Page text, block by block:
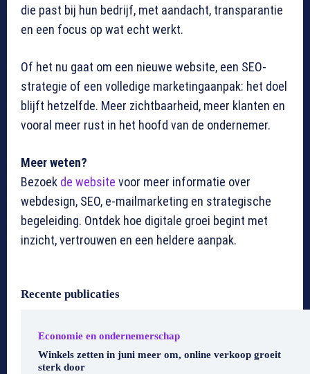
die past bij hun bedrijf, met aandacht, transparantie
en een focus op wat echt werkt.
Of het nu gaat om een nieuwe website, een SEO-
strategie of een volledige marketingaanpak: het doel
blijft hetzelfde. Meer zichtbaarheid, meer klanten en
vooral meer rust in het hoofd van de ondernemer.
Meer weten?
Bezoek de website voor meer informatie over
webdesign, SEO, e-mailmarketing en strategische
begeleiding. Ontdek hoe digitale groei begint met
inzicht, vertrouwen en een heldere aanpak.
Recente publicaties
Economie en ondernemerschap
Winkels zetten in juni meer om, online verkoop groeit
sterk door